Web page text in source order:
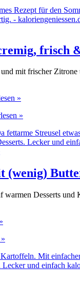
frisch
mit frischer
»
»
(wenig)
Desserts